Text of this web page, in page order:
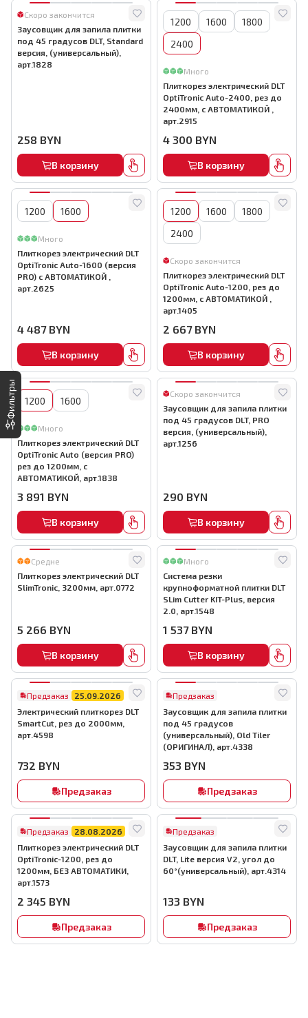
Фильтры
Скоро закончится
Заусовщик для запила плитки
под 45 градусов DLT, Standard
версия, (универсальный),
арт.1828
258 BYN
В корзину
1200 1600
1800
2400
Много
Плиткорез электрический DLT
OptiTronic Auto-2400, рез до
2400мм, с АВТОМАТИКОЙ ,
арт.2915
4 300 BYN
В корзину
1200 1600
Много
Плиткорез электрический DLT
OptiTronic Auto-1600 (версия
PRO) с АВТОМАТИКОЙ ,
арт.2625
4 487 BYN
В корзину
1200 1600
1800
2400
Скоро закончится
Плиткорез электрический DLT
OptiTronic Auto-1200, рез до
1200мм, с АВТОМАТИКОЙ ,
арт.1405
2 667 BYN
В корзину
1200 1600
Много
Плиткорез электрический DLT
OptiTronic Auto (версия PRO)
рез до 1200мм, с
АВТОМАТИКОЙ, арт.1838
3 891 BYN
В корзину
Скоро закончится
Заусовщик для запила плитки
под 45 градусов DLT, PRO
версия, (универсальный),
арт.1256
290 BYN
В корзину
Средне
Плиткорез электрический DLT
SlimTronic, 3200мм, арт.0772
5 266 BYN
В корзину
Много
Система резки
крупноформатной плитки DLT
SLim Cutter KIT-Plus, версия
2.0, арт.1548
1 537 BYN
В корзину
Предзаказ
25.09.2026
Электрический плиткорез DLT
SmartCut, рез до 2000мм,
арт.4598
732 BYN
Предзаказ
Предзаказ
Заусовщик для запила плитки
под 45 градусов
(универсальный), Old Tiler
(ОРИГИНАЛ), арт.4338
353 BYN
Предзаказ
Предзаказ
28.08.2026
Плиткорез электрический DLT
OptiTronic-1200, рез до
1200мм, БЕЗ АВТОМАТИКИ,
арт.1573
2 345 BYN
Предзаказ
Предзаказ
Заусовщик для запила плитки
DLT, Lite версия V2, угол до
60°(универсальный), арт.4314
133 BYN
Предзаказ